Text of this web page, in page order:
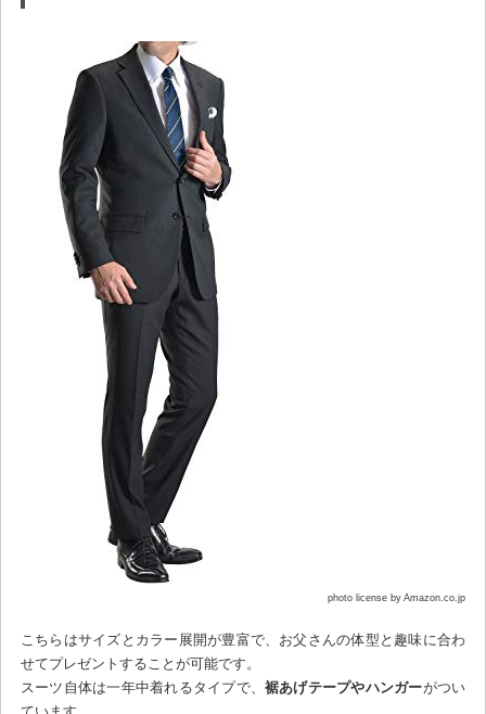
photo license by Amazon.co.jp
こちらはサイズとカラー展開が豊富で、お父さんの体型と趣味に合わ
せてプレゼントすることが可能です。
スーツ自体は一年中着れるタイプで、 裾あげテープやハンガーがつい